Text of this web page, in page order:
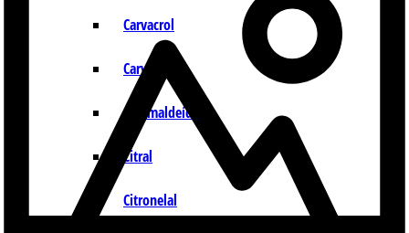
Carvacrol
Carvona
Cinamaldeído
Citral
Citronelal